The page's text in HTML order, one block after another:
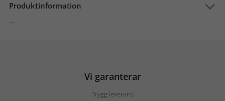
Produktinformation
...
Vi garanterar
Trygg leverans